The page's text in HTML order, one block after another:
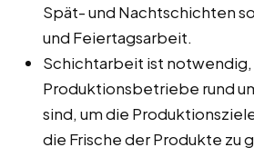
Spät- und Nachtschichten
und Feiertagsarbeit.
Schichtarbeit ist notwendig,
Produktionsbetriebe rund
sind, um die
die Frische der Produkte zu